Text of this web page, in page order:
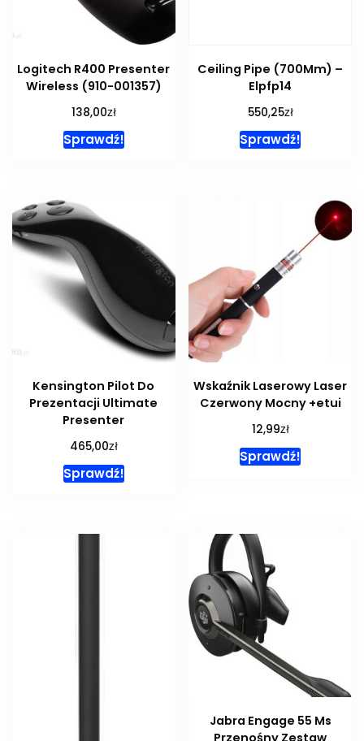
Logitech R400 Presenter
Wireless (910-001357)
138,00zł
Sprawdź!
Ceiling Pipe (700Mm) –
Elpfp14
550,25zł
Sprawdź!
Kensington Pilot Do
Prezentacji Ultimate
Presenter
465,00zł
Sprawdź!
Wskaźnik Laserowy Laser
Czerwony Mocny +etui
12,99zł
Sprawdź!
Jabra Engage 55 Ms
Przenośny Zestaw